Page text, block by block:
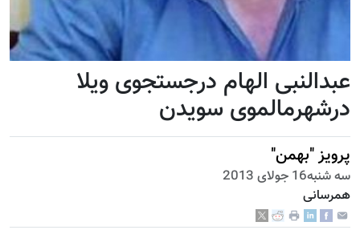
عبدالنبی الهام درجستجوی ویلا
درشهرمالموی سویدن
پرویز "بهمن"
سه شنبه16 جولای 2013
همرسانی